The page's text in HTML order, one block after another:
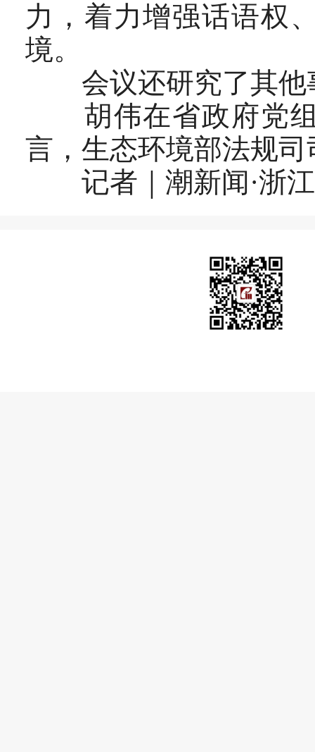
力，着力增强话语权
境。
会议还研究了其他
胡伟在省政府党组
言，生态环境部法规
记者｜潮新闻·浙